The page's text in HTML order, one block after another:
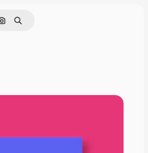
Поиск по изображению
Поиск